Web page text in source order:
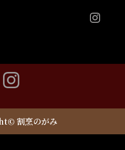
割烹のがみ